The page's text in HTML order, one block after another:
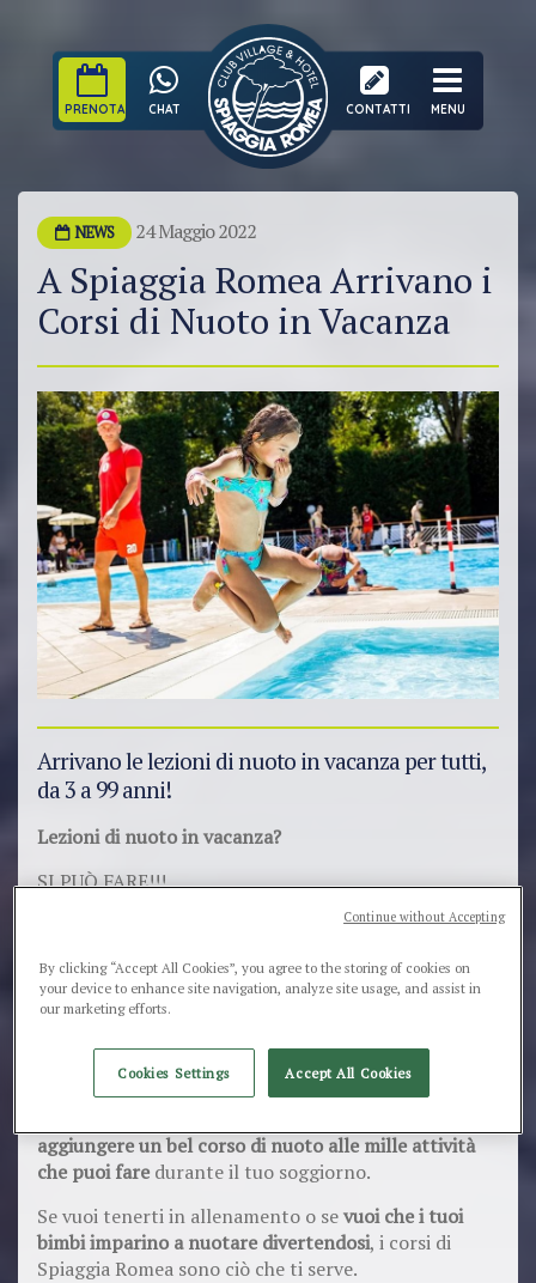
PRENOTA CHAT CONTATTI MENU
NEWS 24 Maggio 2022
A Spiaggia Romea Arrivano i
Corsi di Nuoto in Vacanza
Arrivano le lezioni di nuoto in vacanza per tutti,
da 3 a 99 anni!
Lezioni di nuoto in vacanza?
SI PUÒ FARE!!!
grandi novità dell’Estate 2022a Spiaggia
Abbiamo infatti aderito al circuitoswimonholiday.it
il portale dedicato ai corsi di nuoto per chi soggiorna
in strutture vacanziere.
Cosa vuol dire?
aggiungere un bel corso di nuoto alle mille attività
che puoi fare durante il tuo soggiorno.
Se vuoi tenerti in allenamento o sevuoi che i tuoi
bimbi imparino a nuotare divertendosi, i corsi di
Spiaggia Romea sono ciò che ti serve.
By clicking “Accept All Cookies”, you agree to the storing of cookies on
your device to enhance site navigation, analyze site usage, and assist in
our marketing efforts.
Cookies Settings Accept All Cookies
Continue without Accepting